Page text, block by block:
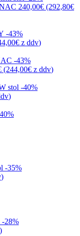
240,00€ (292,80€
-43%
z ddv)
-43%
(244,00€ z ddv)
-40%
)
-35%
)
-28%
)